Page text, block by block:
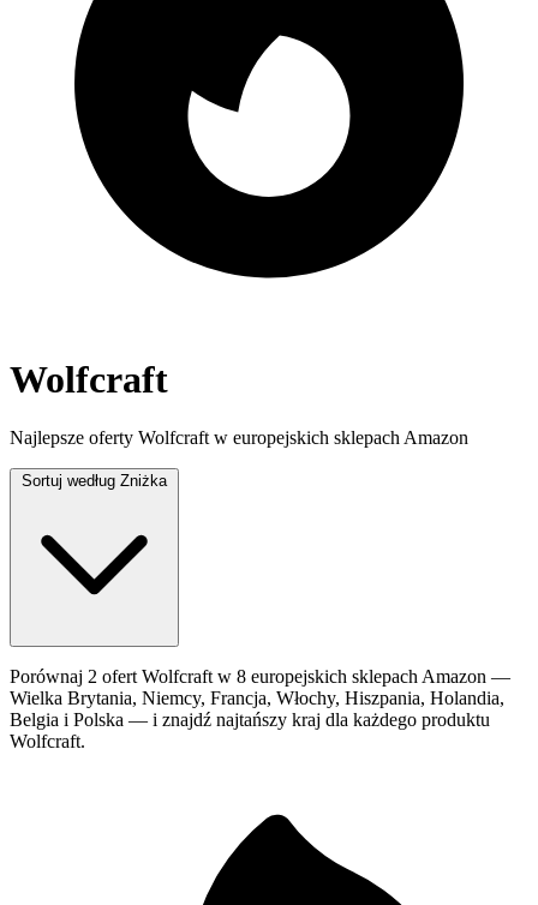
Wolfcraft
Najlepsze oferty Wolfcraft w europejskich sklepach Amazon
Sortuj według Zniżka
Porównaj 2 ofert Wolfcraft w 8 europejskich sklepach Amazon —
Wielka Brytania, Niemcy, Francja, Włochy, Hiszpania, Holandia,
Belgia i Polska — i znajdź najtańszy kraj dla każdego produktu
Wolfcraft.